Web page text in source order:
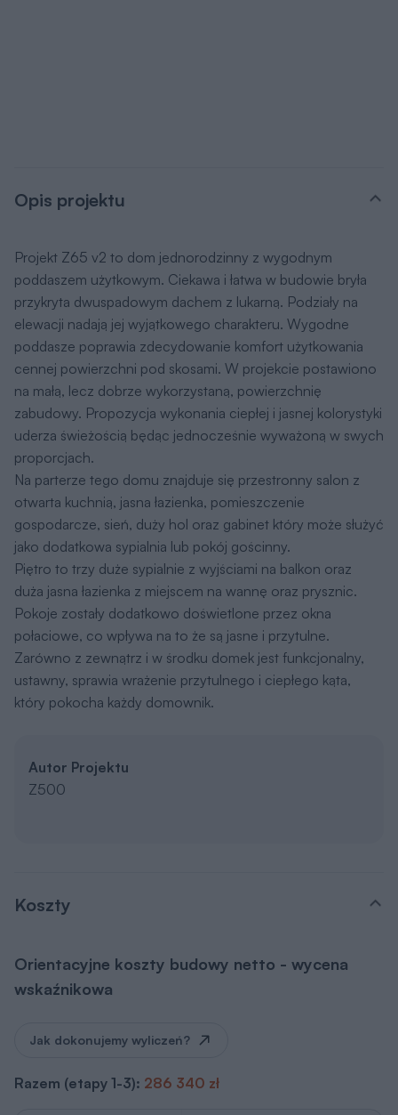
Opis projektu
Projekt Z65 v2 to dom jednorodzinny z wygodnym
poddaszem użytkowym. Ciekawa i łatwa w budowie bryła
przykryta dwuspadowym dachem z lukarną. Podziały na
elewacji nadają jej wyjątkowego charakteru. Wygodne
poddasze poprawia zdecydowanie komfort użytkowania
cennej powierzchni pod skosami. W projekcie postawiono
na małą, lecz dobrze wykorzystaną, powierzchnię
zabudowy. Propozycja wykonania ciepłej i jasnej kolorystyki
uderza świeżością będąc jednocześnie wyważoną w swych
proporcjach.
Na parterze tego domu znajduje się przestronny salon z
otwarta kuchnią, jasna łazienka, pomieszczenie
gospodarcze, sień, duży hol oraz gabinet który może służyć
jako dodatkowa sypialnia lub pokój gościnny.
Piętro to trzy duże sypialnie z wyjściami na balkon oraz
duża jasna łazienka z miejscem na wannę oraz prysznic.
Pokoje zostały dodatkowo doświetlone przez okna
połaciowe, co wpływa na to że są jasne i przytulne.
Zarówno z zewnątrz i w środku domek jest funkcjonalny,
ustawny, sprawia wrażenie przytulnego i ciepłego kąta,
który pokocha każdy domownik.
Autor Projektu
Z500
Koszty
Orientacyjne koszty budowy netto - wycena
wskaźnikowa
Jak dokonujemy wyliczeń?
Razem (etapy 1-3): 286 340 zł